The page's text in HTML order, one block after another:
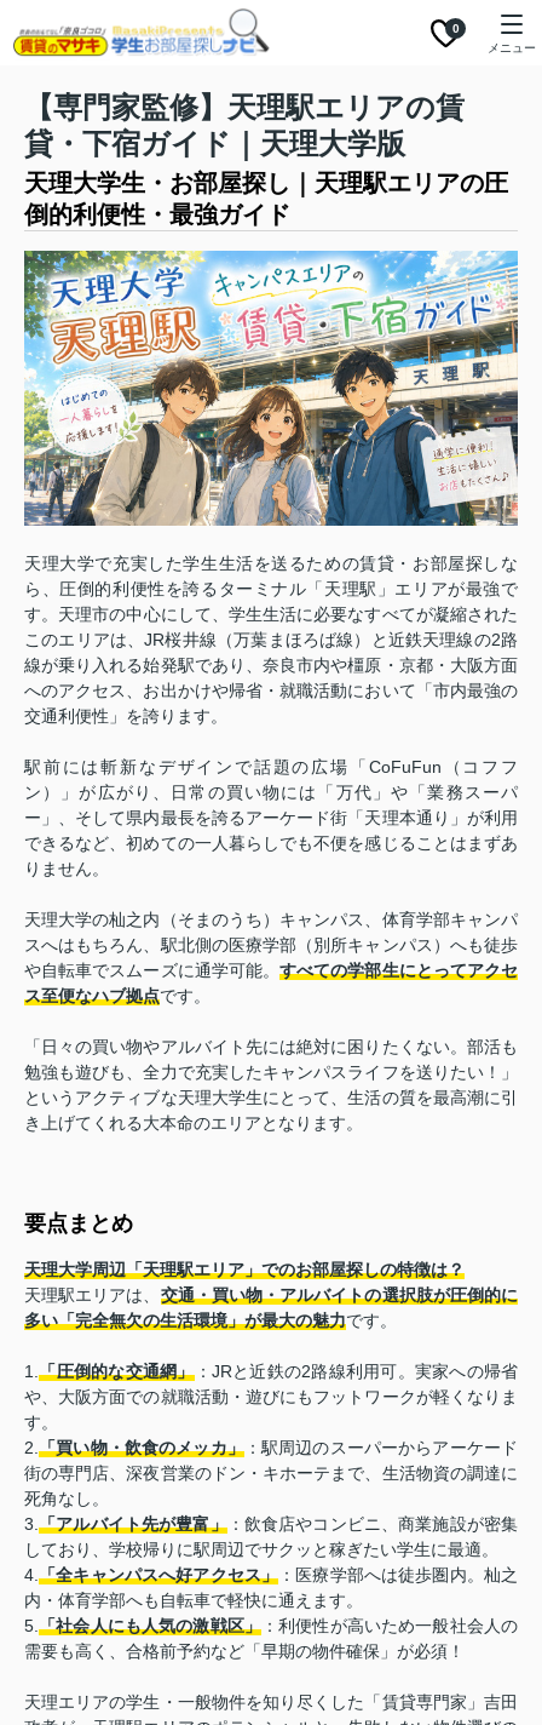
0
メニュー
【専門家監修】天理駅エリアの賃
貸・下宿ガイド｜天理大学版
天理大学生・お部屋探し｜天理駅エリアの圧
倒的利便性・最強ガイド
天理大学で充実した学生生活を送るための賃貸・お部屋探しな
ら、圧倒的利便性を誇るターミナル「天理駅」エリアが最強で
す。 天理市の中心にして、学生生活に必要なすべてが凝縮された
このエリアは、JR桜井線（万葉まほろば線）と近鉄天理線の2路
線が乗り入れる始発駅であり、奈良市内や橿原・京都・大阪方面
へのアクセス、お出かけや帰省・就職活動において「市内最強の
交通利便性」を誇ります。
駅前には斬新なデザインで話題の広場「CoFuFun（コフフ
ン）」が広がり、日常の買い物には「万代」や「業務スーパ
ー」、そして県内最長を誇るアーケード街「天理本通り」が利用
できるなど、初めての一人暮らしでも不便を感じることはまずあ
りません。
天理大学の杣之内（そまのうち）キャンパス、体育学部キャンパ
スへはもちろん、駅北側の医療学部（別所キャンパス）へも徒歩
や自転車でスムーズに通学可能。すべての学部生にとってアクセ
ス至便なハブ拠点です。
「日々の買い物やアルバイト先には絶対に困りたくない。部活も
勉強も遊びも、全力で充実したキャンパスライフを送りたい！」
というアクティブな天理大学生にとって、生活の質を最高潮に引
き上げてくれる大本命のエリアとなります。
要点まとめ
天理大学周辺「天理駅エリア」でのお部屋探しの特徴は？
天理駅エリアは、 交通・買い物・アルバイトの選択肢が圧倒的に
多い「完全無欠の生活環境」が最大の魅力です。
1. 「圧倒的な交通網」：JRと近鉄の2路線利用可。実家への帰省
や、大阪方面での就職活動・遊びにもフットワークが軽くなりま
す。
2. 「買い物・飲食のメッカ」：駅周辺のスーパーからアーケード
街の専門店、深夜営業のドン・キホーテまで、生活物資の調達に
死角なし。
3. 「アルバイト先が豊富」：飲食店やコンビニ、商業施設が密集
しており、学校帰りに駅周辺でサクッと稼ぎたい学生に最適。
4. 「全キャンパスへ好アクセス」 ：医療学部へは徒歩圏内。杣之
内・体育学部へも自転車で軽快に通えます。
5. 「社会人にも人気の激戦区」 ：利便性が高いため一般社会人の
需要も高く、合格前予約など「早期の物件確保」が必須！
天理エリアの学生・一般物件を知り尽くした「賃貸専門家」吉田